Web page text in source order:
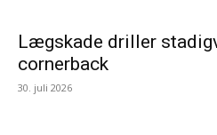
Lægskade driller
cornerback
30. juli 2026